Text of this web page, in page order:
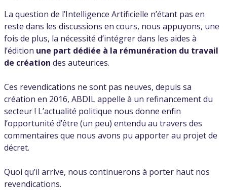
La question de l’Intelligence Artificielle n’étant pas en
reste dans les discussions en cours, nous appuyons, une
fois de plus, la nécessité d’intégrer dans les aides à
l’édition une part dédiée à la rémunération du travail
de création des auteurices.
Ces revendications ne sont pas neuves, depuis sa
création en 2016, ABDIL appelle à un refinancement du
secteur ! L’actualité politique nous donne enfin
l’opportunité d’être (un peu) entendu au travers des
commentaires que nous avons pu apporter au projet de
décret.
Quoi qu’il arrive, nous continuerons à porter haut nos
revendications.